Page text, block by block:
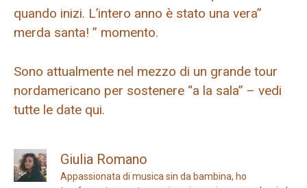
quando inizi. L’intero anno è stato una vera”
merda santa! ” momento.
Sono attualmente nel mezzo di un grande tour
nordamericano per sostenere “a la sala” – vedi
tutte le date qui.
Giulia Romano
Appassionata di musica sin da bambina, ho